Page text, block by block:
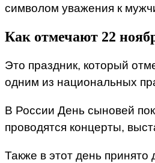
символом уважения к
Как отмечают 22
Это праздник, который
одним из национальных
В России День сыновей
проводятся концерты,
Также в этот день